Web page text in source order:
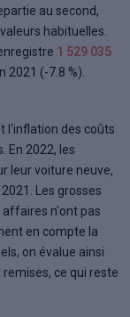
au second,
habituelles.
1 529 035
2021 (-7.8 %).
l'inflation des coûts
En 2022, les
leur voiture neuve,
Les grosses
n'ont pas
en compte la
on évalue ainsi
remises, ce qui reste